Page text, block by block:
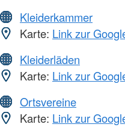
Kleiderkammer
Karte: Link zur
Kleiderläden
Karte: Link zur
Ortsvereine
Karte: Link zur